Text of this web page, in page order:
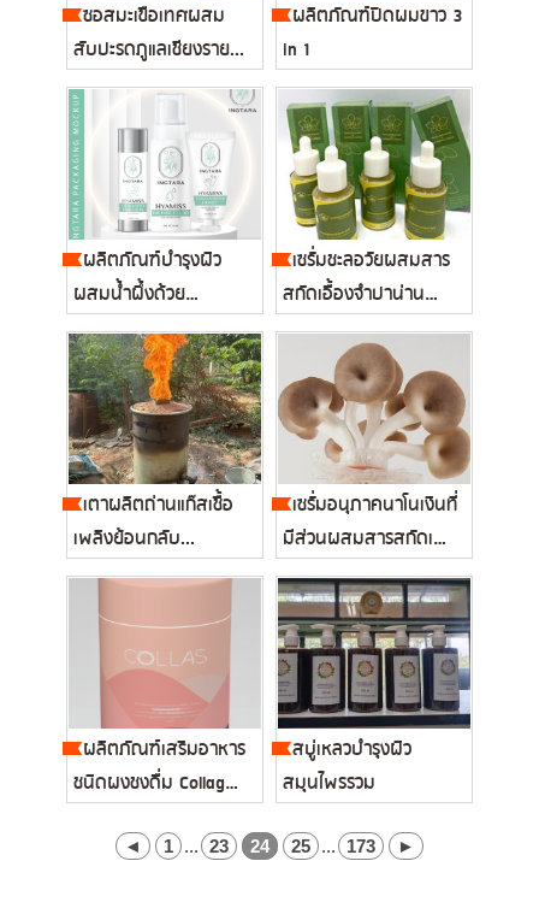
ซอสมะเขือเทศผสม
สับปะรดภูแลเชียงราย...
ผลิตภัณฑ์ปิดผมขาว 3
in 1
ผลิตภัณฑ์บำรุงผิว
ผสมน้ำผึ้งด้วย
เทคโนโลยีผลึกเ...
เซรั่มชะลอวัยผสมสาร
สกัดเอื้องจำปาน่าน
(Dserum...
เตาผลิตถ่านแก๊สเชื้อ
เพลิงย้อนกลับ...
เซรั่มอนุภาคนาโนเงินที่
มีส่วนผสมสารสกัดเห็ด
นา...
ผลิตภัณฑ์เสริมอาหาร
ชนิดผงชงดื่ม Collagen
สบู่เหลวบำรุงผิว
สมุนไพรรวม
◄ 1 ... 23 24 25 ... 173 ►